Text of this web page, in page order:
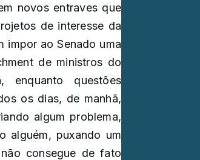
novos entraves que
de interesse da
impor ao Senado uma
de ministros do
enquanto questões
os dias, de manhã,
algum problema,
alguém, puxando um
consegue de fato